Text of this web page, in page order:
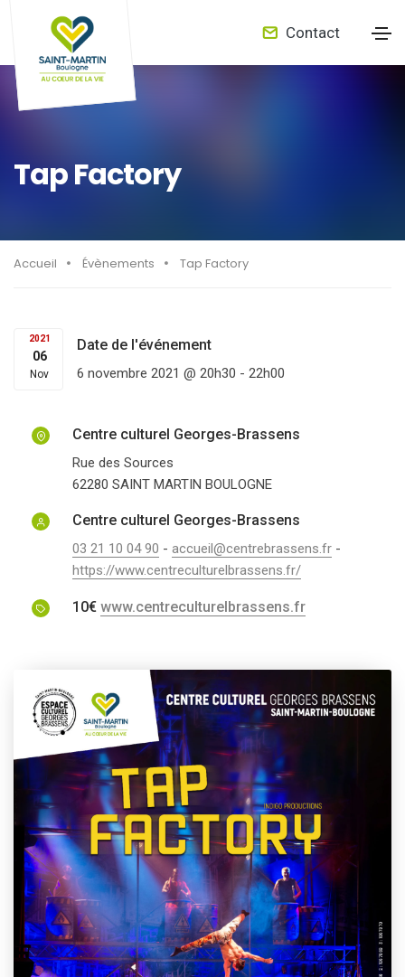
Contact
Tap Factory
Accueil Évènements Tap Factory
2021
06
Nov
Date de l'événement
6 novembre 2021 @ 20h30 - 22h00
Centre culturel Georges-Brassens
Rue des Sources
62280 SAINT MARTIN BOULOGNE
Centre culturel Georges-Brassens
03 21 10 04 90 - accueil@centrebrassens.fr -
https://www.centreculturelbrassens.fr/
10€ www.centreculturelbrassens.fr